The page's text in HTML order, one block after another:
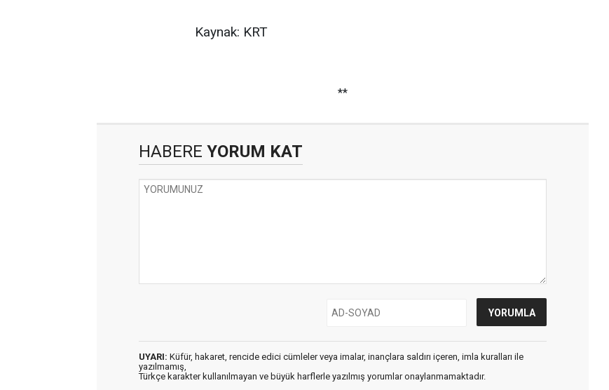
Kaynak: KRT
**
HABERE YORUM KAT
UYARI: Küfür, hakaret, rencide edici cümleler veya imalar, inançlara saldırı içeren, imla kuralları ile
yazılmamış,
Türkçe karakter kullanılmayan ve büyük harflerle yazılmış yorumlar onaylanmamaktadır.